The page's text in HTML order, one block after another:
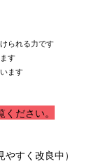
られる力です
す
ます
ださい。
やすく改良中）